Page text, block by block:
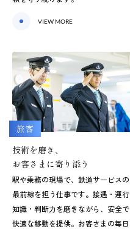
VIEW MORE
旅客
技術を磨き、
お客さまに寄り添う
駅や乗務の現場で、鉄道サービスの
最前線を担う仕事です。接遇・運行
知識・判断力を磨きながら、安全で
快適な移動を提供。お客さまの毎日